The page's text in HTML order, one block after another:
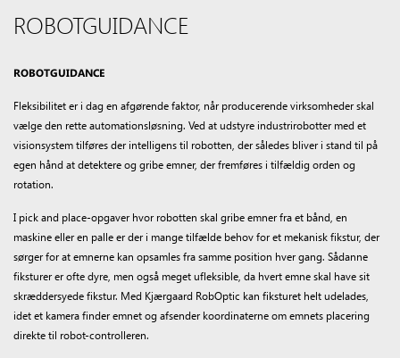
ROBOTGUIDANCE
ROBOTGUIDANCE
Fleksibilitet er i dag en afgørende faktor, når producerende virksomheder skal
vælge den rette automationsløsning. Ved at udstyre industrirobotter med et
visionsystem tilføres der intelligens til robotten, der således bliver i stand til på
egen hånd at detektere og gribe emner, der fremføres i tilfældig orden og
rotation.
I pick and place-opgaver hvor robotten skal gribe emner fra et bånd, en
maskine eller en palle er der i mange tilfælde behov for et mekanisk fikstur, der
sørger for at emnerne kan opsamles fra samme position hver gang. Sådanne
fiksturer er ofte dyre, men også meget ufleksible, da hvert emne skal have sit
skræddersyede fikstur. Med Kjærgaard RobOptic kan fiksturet helt udelades,
idet et kamera finder emnet og afsender koordinaterne om emnets placering
direkte til robot-controlleren.